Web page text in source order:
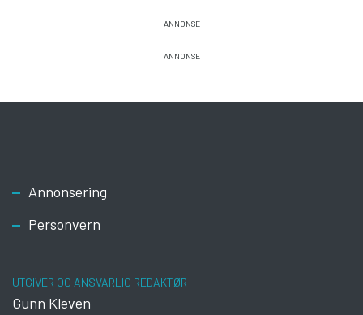
Footer
Annonsering
Personvern
UTGIVER OG ANSVARLIG REDAKTØR
Gunn Kleven